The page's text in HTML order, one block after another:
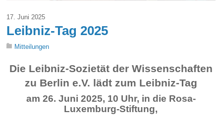
17. Juni 2025
Leibniz-Tag 2025
Mitteilungen
Die Leibniz-Sozietät der Wissenschaften
zu Berlin e.V. lädt zum Leibniz-Tag
am 26. Juni 2025, 10 Uhr, in die Rosa-
Luxemburg-Stiftung,